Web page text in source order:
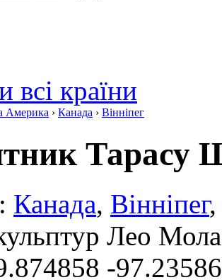
всі країни
Америка › Канада › Вінніпег
Тарасу
: Канада, Вінніпег,
Лео
-